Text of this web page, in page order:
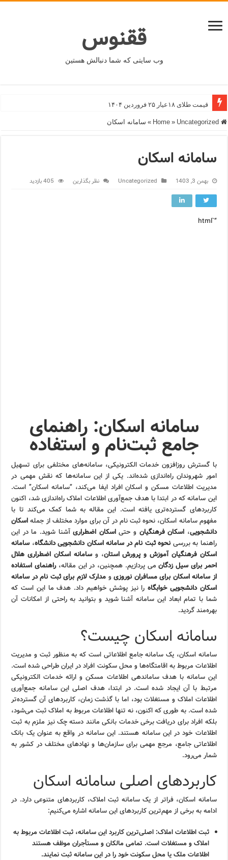
ققنوس
وب سایتی که شما دنبالش هستین
قیمت طلای ۱۸عیار ۲۵ فروردین ۱۴۰۴
» Uncategorized
» سامانه اسکان
سامانه اسکان
بهمن 3, 1403 Uncategorized نظر بگذارین 405 بازدید
“`html
سامانه اسکان: راهنمای
جامع ثبت‌نام و استفاده
با گسترش روزافزون خدمات الکترونیکی، سامانه‌های مختلفی برای تسهیل
امور شهروندان راه‌اندازی شده‌اند. یکی از این سامانه‌ها که نقش مهمی در
مدیریت اطلاعات مسکن و اسکان افراد ایفا می‌کند، “سامانه اسکان” است.
این سامانه که در ابتدا با هدف جمع‌آوری اطلاعات املاک راه‌اندازی شد، اکنون
کاربردهای گسترده‌تری یافته است. این مقاله به شما کمک می‌کند تا با
مفهوم سامانه اسکان، نحوه ثبت نام در آن برای موارد مختلف از جملهاسکان
دانشجویی، اسکان فرهنگیان و حتیاسکان اضطراریآشنا شوید. ما در این
راهنما به بررسی نحوه ثبت نام در سامانه اسکان دانشجویی دانشگاه، سامانه
اسکان فرهنگیان آموزش و پرورش استان، وسامانه اسکان اضطراری هلال
احمر برای سیل زدگانمی پردازیم. همچنین، در این مقاله،راهنمای استفاده
از سامانه اسکان برای مسافران نوروزیو مدارک لازم برای ثبت نام در سامانه
اسکان دانشجویی خوابگاهرا نیز پوشش خواهیم داد. هدف ما این است که
شما با تمام ابعاد این سامانه آشنا شوید و بتوانید به راحتی از امکانات آن
بهره‌مند گردید.
سامانه اسکان چیست؟
سامانه اسکان، یک سامانه جامع اطلاعاتی است که به منظور ثبت و مدیریت
اطلاعات مربوط به اقامتگاه‌ها و محل سکونت افراد در ایران طراحی شده است.
این سامانه با هدف ساماندهی اطلاعات مسکن و ارائه خدمات الکترونیکی
مرتبط با آن ایجاد شده است. در ابتدا، هدف اصلی این سامانه جمع‌آوری
اطلاعات املاک و مستغلات بود، اما با گذشت زمان، کاربردهای آن گسترده‌تر
شده است. به طوری که اکنون، نه تنها اطلاعات مربوط به املاک ثبت می‌شود،
بلکه افراد برای دریافت برخی خدمات بانکی مانند دسته چک نیز ملزم به ثبت
اطلاعات خود در این سامانه هستند. این سامانه در واقع به عنوان یک بانک
اطلاعاتی جامع، مرجع مهمی برای سازمان‌ها و نهادهای مختلف در کشور به
شمار می‌رود.
کاربردهای اصلی سامانه اسکان
سامانه اسکان، فراتر از یک سامانه ثبت املاک، کاربردهای متنوعی دارد. در
ادامه به برخی از مهم‌ترین کاربردهای این سامانه اشاره می‌کنیم:
ثبت اطلاعات املاک: اصلی‌ترین کاربرد این سامانه، ثبت اطلاعات مربوط به
املاک و مستغلات است. تمامی مالکان و مستأجران موظف هستند
اطلاعات ملک یا محل سکونت خود را در این سامانه ثبت نمایند.